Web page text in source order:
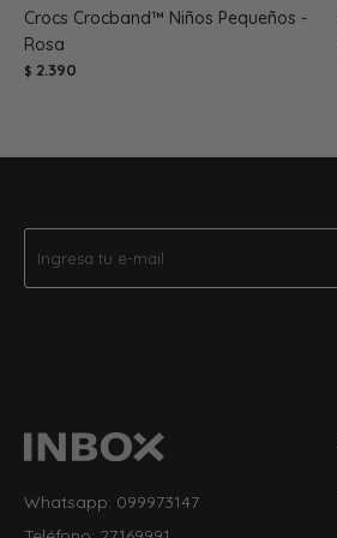
Crocs Crocband™ Niños Pequeños -
Rosa
$ 2.390
Whatsapp: 099973147